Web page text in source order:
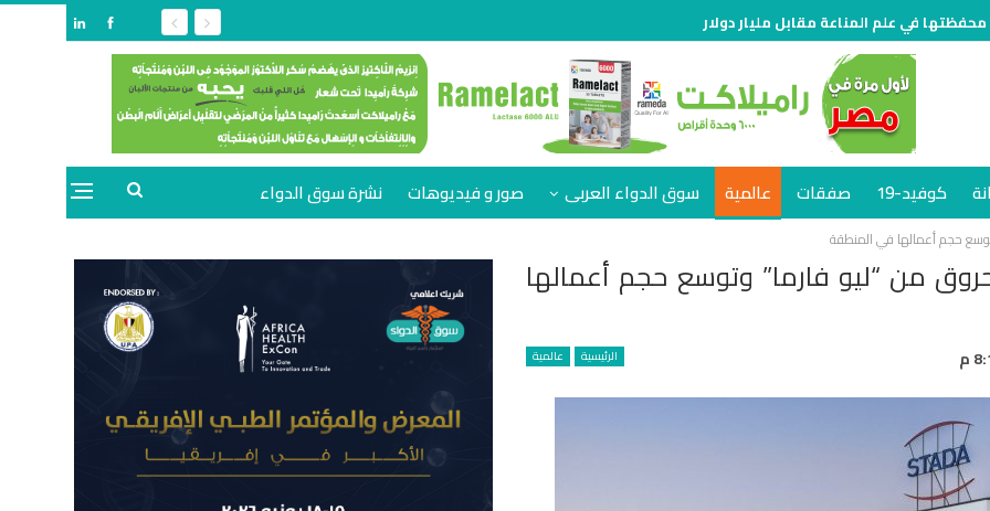
في علم المناعة مقابل مليار دولار
كوفيد-19 صفقات عالمية سوق الدواء العربى صور و فيديوهات نشرة سوق الدواء
حجم أعمالها في المنطقة
من “ليو فارما” وتوسع حجم أعمالها
الرئيسية عالمية